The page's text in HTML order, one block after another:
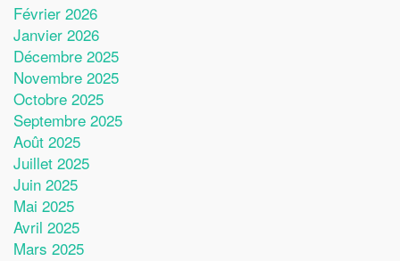
Février 2026
Janvier 2026
Décembre 2025
Novembre 2025
Octobre 2025
Septembre 2025
Août 2025
Juillet 2025
Juin 2025
Mai 2025
Avril 2025
Mars 2025